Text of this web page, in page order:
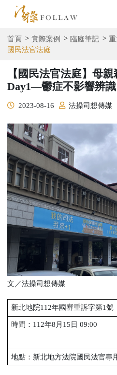
首頁 實際案例 臨庭筆記
國民法官法庭
【國民法官法庭】母
Day1—鬱症不影響辨識
2023-08-16 法操司想傳媒
文／法操司想傳媒
新北地院112年國審重訴字第1號
時間：112年8月15日 09:00
地點：新北地方法院國民法官專